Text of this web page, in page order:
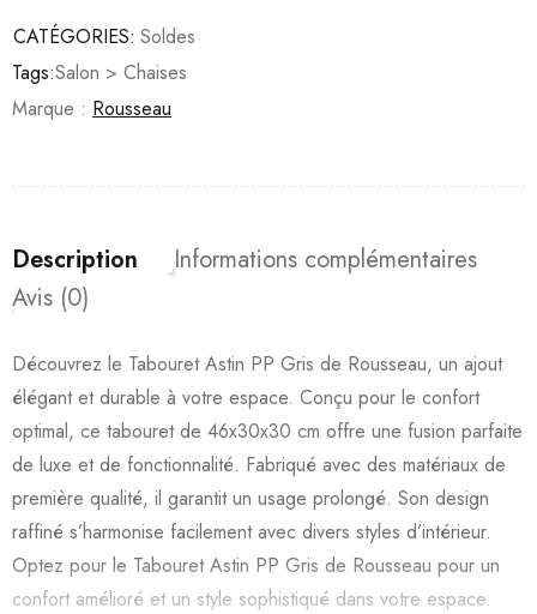
CATÉGORIES: Soldes
Tags:Salon > Chaises
Marque : Rousseau
Description
Informations complémentaires
Avis (0)
Découvrez le Tabouret Astin PP Gris de Rousseau, un ajout
élégant et durable à votre espace. Conçu pour le confort
optimal, ce tabouret de 46x30x30 cm offre une fusion parfaite
de luxe et de fonctionnalité. Fabriqué avec des matériaux de
première qualité, il garantit un usage prolongé. Son design
raffiné s’harmonise facilement avec divers styles d’intérieur.
Optez pour le Tabouret Astin PP Gris de Rousseau pour un
confort amélioré et un style sophistiqué dans votre espace.